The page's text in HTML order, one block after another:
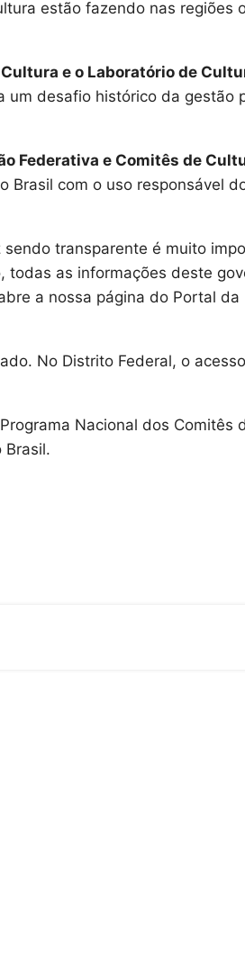
estão fazendo nas regiões
e o Laboratório de
um desafio histórico da gestão
Federativa e Comitês de
Brasil com o uso responsável
transparente é muito
todas as informações deste
a nossa página do Portal da
No Distrito Federal, o
Nacional dos Comitês
Brasil.